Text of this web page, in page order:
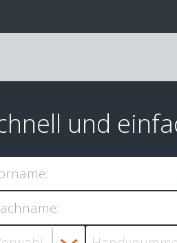
und